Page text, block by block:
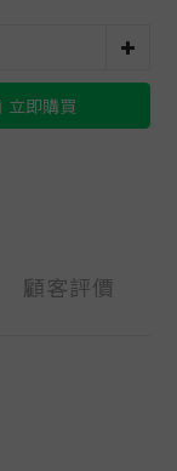
立即購買
顧客評價